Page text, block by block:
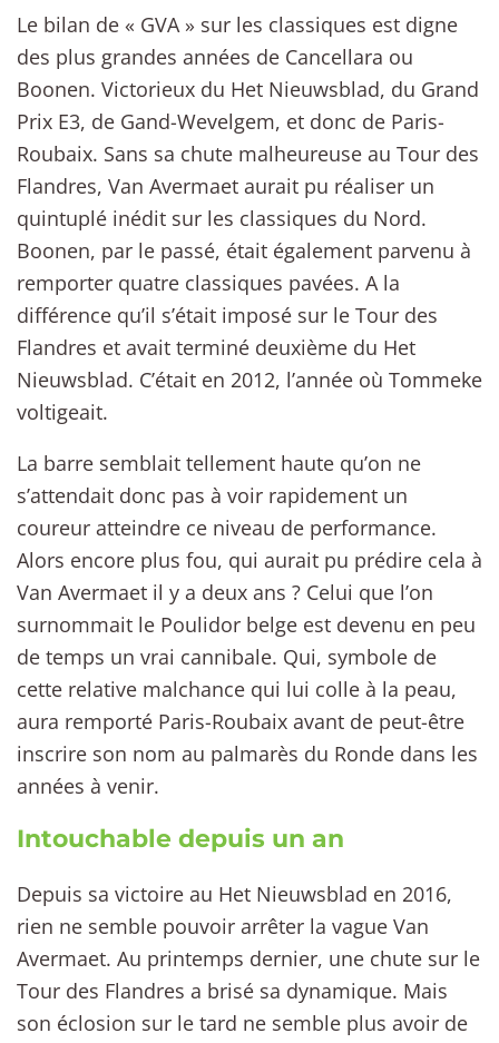
Le bilan de « GVA » sur les classiques est digne
des plus grandes années de Cancellara ou
Boonen. Victorieux du Het Nieuwsblad, du Grand
Prix E3, de Gand-Wevelgem, et donc de Paris-
Roubaix. Sans sa chute malheureuse au Tour des
Flandres, Van Avermaet aurait pu réaliser un
quintuplé inédit sur les classiques du Nord.
Boonen, par le passé, était également parvenu à
remporter quatre classiques pavées. A la
différence qu’il s’était imposé sur le Tour des
Flandres et avait terminé deuxième du Het
Nieuwsblad. C’était en 2012, l’année où Tommeke
voltigeait.
La barre semblait tellement haute qu’on ne
s’attendait donc pas à voir rapidement un
coureur atteindre ce niveau de performance.
Alors encore plus fou, qui aurait pu prédire cela à
Van Avermaet il y a deux ans ? Celui que l’on
surnommait le Poulidor belge est devenu en peu
de temps un vrai cannibale. Qui, symbole de
cette relative malchance qui lui colle à la peau,
aura remporté Paris-Roubaix avant de peut-être
inscrire son nom au palmarès du Ronde dans les
années à venir.
Intouchable depuis un an
Depuis sa victoire au Het Nieuwsblad en 2016,
rien ne semble pouvoir arrêter la vague Van
Avermaet. Au printemps dernier, une chute sur le
Tour des Flandres a brisé sa dynamique. Mais
son éclosion sur le tard ne semble plus avoir de